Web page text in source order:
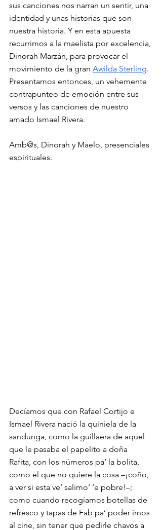
sus canciones nos narran un sentir, una
identidad y unas historias que son
nuestra historia. Y en esta apuesta
recurrimos a la maelista por excelencia,
Dinorah Marzán, para provocar el
movimiento de la gran Awilda Sterling.
Presentamos entonces, un vehemente
contrapunteo de emoción entre sus
versos y las canciones de nuestro
amado Ismael Rivera.
Amb@s, Dinorah y Maelo, presenciales
espirituales.
Decíamos que con Rafael Cortijo e
Ismael Rivera nació la quiniela de la
sandunga, como la guillaera de aquel
que le pasaba el papelito a doña
Rafita, con los números pa’ la bolita,
como el que no quiere la cosa –¡coño,
a ver si esta ve’ salimo’ ‘e pobre!–;
como cuando recogíamos botellas de
refresco y tapas de Fab pa’ poder irnos
al cine, sin tener que pedirle chavos a